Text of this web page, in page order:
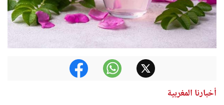
أخبارنا المغربية